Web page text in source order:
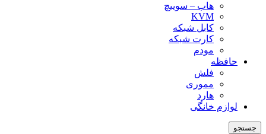
هاب – سوییچ
KVM
کابل شبکه
کارت شبکه
مودم
حافظه
فلش
مموری
هارد
لوازم خانگی
جستجو